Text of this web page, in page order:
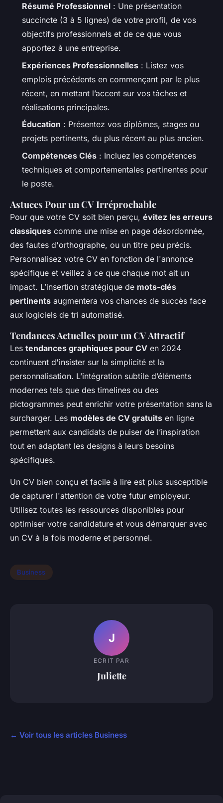
Résumé Professionnel : Une présentation
succincte (3 à 5 lignes) de votre profil, de vos
objectifs professionnels et de ce que vous
apportez à une entreprise.
Expériences Professionnelles : Listez vos
emplois précédents en commençant par le plus
récent, en mettant l’accent sur vos tâches et
réalisations principales.
Éducation : Présentez vos diplômes, stages ou
projets pertinents, du plus récent au plus ancien.
Compétences Clés : Incluez les compétences
techniques et comportementales pertinentes pour
le poste.
Astuces Pour un CV Irréprochable
Pour que votre CV soit bien perçu, évitez les erreurs
classiques comme une mise en page désordonnée,
des fautes d'orthographe, ou un titre peu précis.
Personnalisez votre CV en fonction de l'annonce
spécifique et veillez à ce que chaque mot ait un
impact. L’insertion stratégique de mots-clés
pertinents augmentera vos chances de succès face
aux logiciels de tri automatisé.
Tendances Actuelles pour un CV Attractif
Les tendances graphiques pour CV en 2024
continuent d'insister sur la simplicité et la
personnalisation. L’intégration subtile d’éléments
modernes tels que des timelines ou des
pictogrammes peut enrichir votre présentation sans la
surcharger. Les modèles de CV gratuits en ligne
permettent aux candidats de puiser de l’inspiration
tout en adaptant les designs à leurs besoins
spécifiques.
Un CV bien conçu et facile à lire est plus susceptible
de capturer l'attention de votre futur employeur.
Utilisez toutes les ressources disponibles pour
optimiser votre candidature et vous démarquer avec
un CV à la fois moderne et personnel.
Business
J
ECRIT PAR
Juliette
← Voir tous les articles Business